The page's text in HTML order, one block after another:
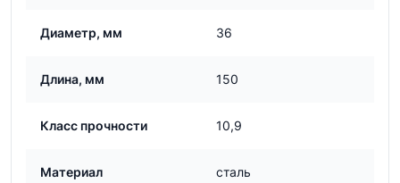
Диаметр, мм 36
Длина, мм 150
Класс прочности 10,9
Материал сталь